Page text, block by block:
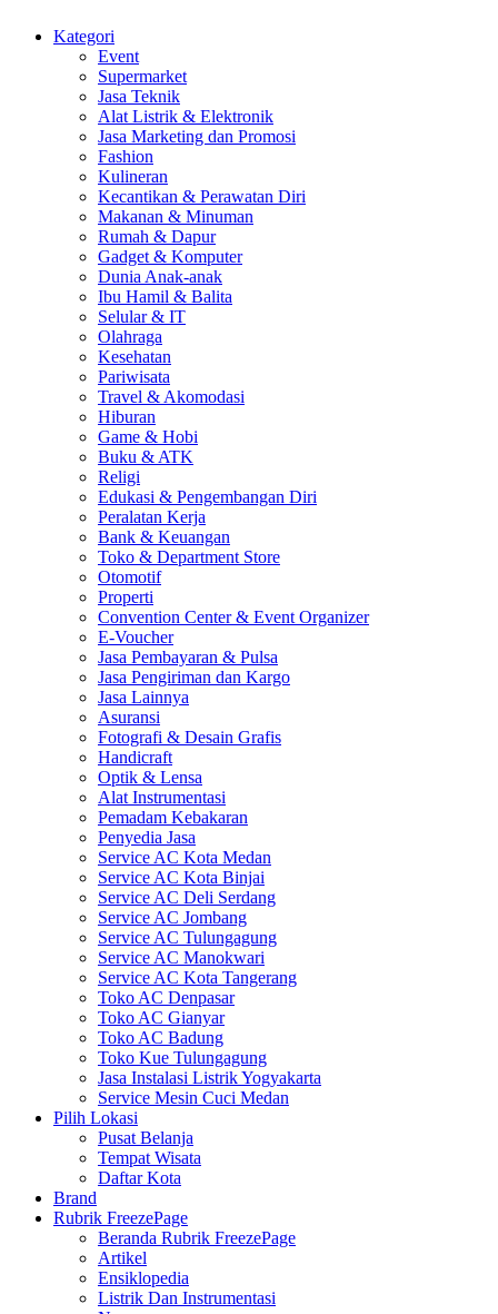
Kategori
Event
Supermarket
Jasa Teknik
Alat Listrik & Elektronik
Jasa Marketing dan Promosi
Fashion
Kulineran
Kecantikan & Perawatan Diri
Makanan & Minuman
Rumah & Dapur
Gadget & Komputer
Dunia Anak-anak
Ibu Hamil & Balita
Selular & IT
Olahraga
Kesehatan
Pariwisata
Travel & Akomodasi
Hiburan
Game & Hobi
Buku & ATK
Religi
Edukasi & Pengembangan Diri
Peralatan Kerja
Bank & Keuangan
Toko & Department Store
Otomotif
Properti
Convention Center & Event Organizer
E-Voucher
Jasa Pembayaran & Pulsa
Jasa Pengiriman dan Kargo
Jasa Lainnya
Asuransi
Fotografi & Desain Grafis
Handicraft
Optik & Lensa
Alat Instrumentasi
Pemadam Kebakaran
Penyedia Jasa
Service AC Kota Medan
Service AC Kota Binjai
Service AC Deli Serdang
Service AC Jombang
Service AC Tulungagung
Service AC Manokwari
Service AC Kota Tangerang
Toko AC Denpasar
Toko AC Gianyar
Toko AC Badung
Toko Kue Tulungagung
Jasa Instalasi Listrik Yogyakarta
Service Mesin Cuci Medan
Pilih Lokasi
Pusat Belanja
Tempat Wisata
Daftar Kota
Brand
Rubrik FreezePage
Beranda Rubrik FreezePage
Artikel
Ensiklopedia
Listrik Dan Instrumentasi